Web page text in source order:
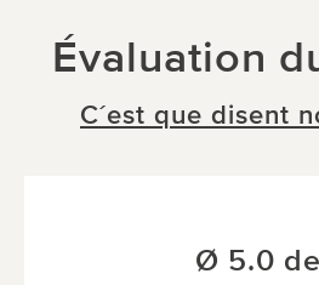
Évaluation
C´est que disent
Ø 5.0